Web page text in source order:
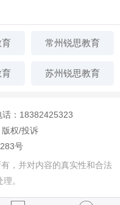
育 常州锐思教育
育 苏州锐思教育
话：18382425323
版权/投诉
号
，并对内容的真实性和合法
。